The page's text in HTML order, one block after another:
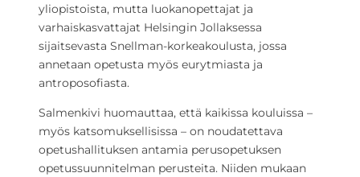
yliopistoista, mutta luokanopettajat ja
varhaiskasvattajat Helsingin Jollaksessa
sijaitsevasta Snellman-korkeakoulusta, jossa
annetaan opetusta myös eurytmiasta ja
antroposofiasta.
Salmenkivi huomauttaa, että kaikissa kouluissa –
myös katsomuksellisissa – on noudatettava
opetushallituksen antamia perusopetuksen
opetussuunnitelman perusteita. Niiden mukaan